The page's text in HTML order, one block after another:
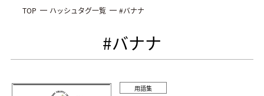
TOP ハッシュタグ一覧 #バナナ
#バナナ
用語集